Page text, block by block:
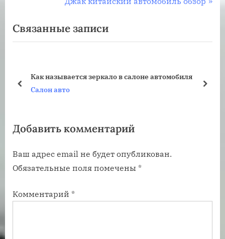
записям
д
ы
щ
з
п
и
ь
е
д
з
п
и
ь
Связанные записи
Как называется зеркало в салоне автомобиля
Салон авто
пред
Добавить комментарий
Ваш адрес email не будет опубликован.
Обязательные поля помечены *
Комментарий *